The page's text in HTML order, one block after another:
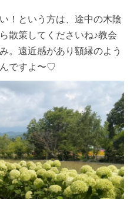
！という方は、途中の木陰
散策してくださいね♪教会
。遠近感があり額縁のよう
ですよ〜♡